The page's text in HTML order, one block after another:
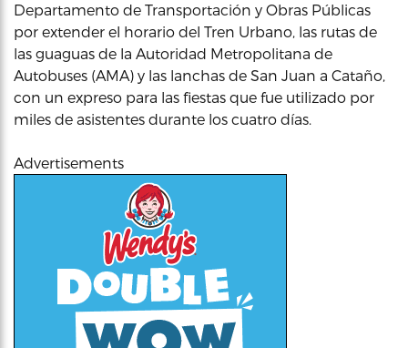
Departamento de Transportación y Obras Públicas
por extender el horario del Tren Urbano, las rutas de
las guaguas de la Autoridad Metropolitana de
Autobuses (AMA) y las lanchas de San Juan a Cataño,
con un expreso para las fiestas que fue utilizado por
miles de asistentes durante los cuatro días.
Advertisements